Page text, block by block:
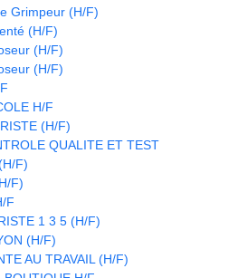
Grimpeur (H/F)
(H/F)
(H/F)
(H/F)
H/F
(H/F)
QUALITE ET TEST
F)
F)
F
1 3 5 (H/F)
(H/F)
AU TRAVAIL (H/F)